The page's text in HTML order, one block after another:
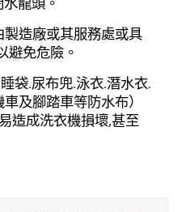
龍頭。
製造廠或其服務處或具
避免危險。
袋.尿布兜.泳衣.潛水衣.
及腳踏車等防水布）
造成洗衣機損壞,甚至